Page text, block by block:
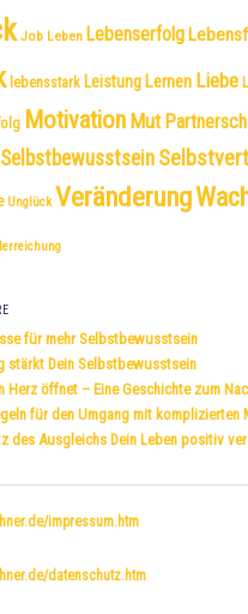
Job Leben Lebenserfolg
lebensstark Leistung Lernen Liebe
Motivation Mut
Selbstbewusstsein
Unglück Veränderung
für mehr Selbstbewusstsein
stärkt Dein Selbstbewusstsein
Herz öffnet – Eine Geschichte zum
für den Umgang mit komplizierten
des Ausgleichs Dein Leben positiv
impressum.htm
datenschutz.htm